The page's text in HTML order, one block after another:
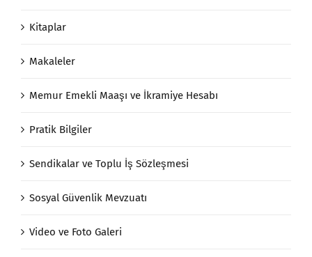
Kitaplar
Makaleler
Memur Emekli Maaşı ve İkramiye Hesabı
Pratik Bilgiler
Sendikalar ve Toplu İş Sözleşmesi
Sosyal Güvenlik Mevzuatı
Video ve Foto Galeri